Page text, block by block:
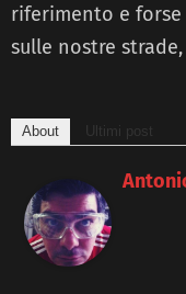
riferimento e
sulle nostre
About Ultimi post